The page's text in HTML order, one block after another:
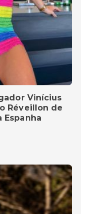
Vinícius
Réveillon de
Espanha